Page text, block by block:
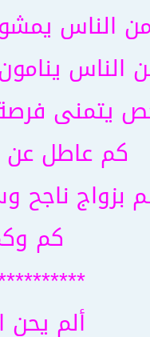
الناس
الناس
يتمنى فرصة
كم عاطل
بزواج ناجح
كم
ألم يحن